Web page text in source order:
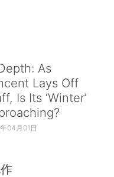
As
Lays Off
Is Its ‘Winter’
04月01日